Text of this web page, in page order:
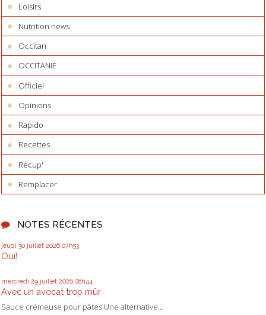
Loisirs
Nutrition news
Occitan
OCCITANIE
Officiel
Opinions
Rapido
Recettes
Récup'
Remplacer
NOTES RÉCENTES
jeudi 30 juillet 2026 07h53
Oui!
mercredi 29 juillet 2026 08h44
Avec un avocat trop mûr
Sauce crémeuse pour pâtes Une alternative...